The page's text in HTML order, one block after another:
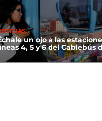
un ojo a las
4, 5 y 6 del Cablebús